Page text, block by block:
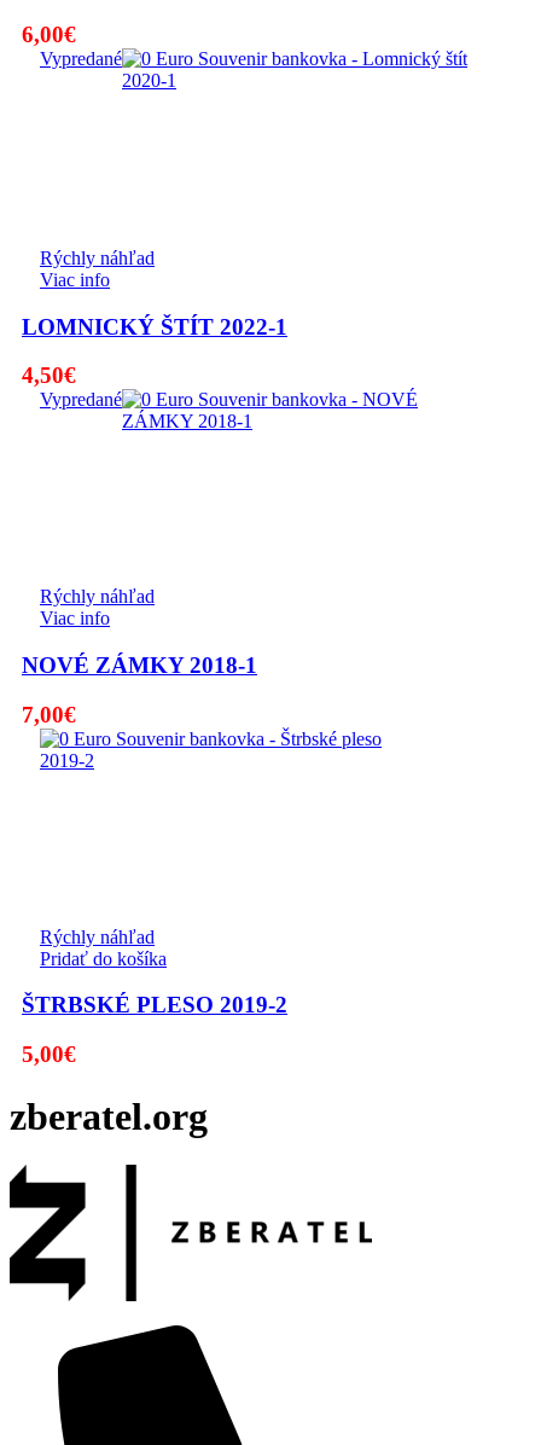
6,00€
Vypredané
Rýchly náhľad
Viac info
LOMNICKÝ ŠTÍT 2022-1
4,50€
Vypredané
Rýchly náhľad
Viac info
NOVÉ ZÁMKY 2018-1
7,00€
Rýchly náhľad
Pridať do košíka
ŠTRBSKÉ PLESO 2019-2
5,00€
zberatel.org